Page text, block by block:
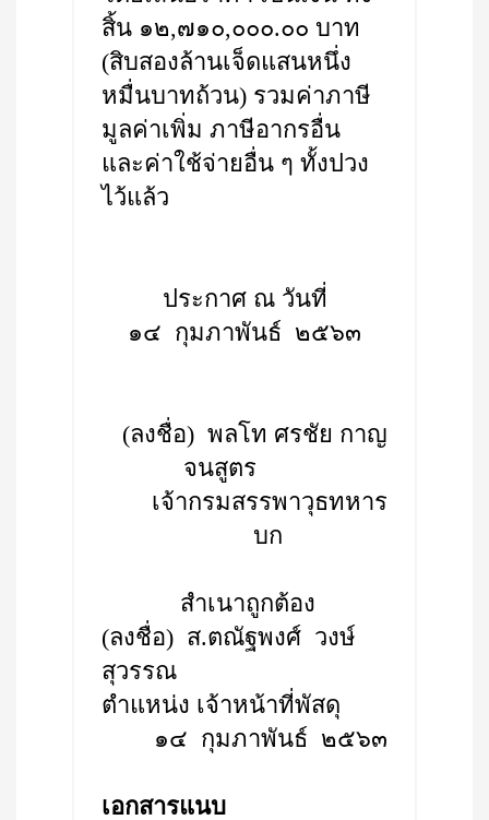
สิ้น ๑๒,๗๑๐,๐๐๐.๐๐ บาท
(สิบสองล้านเจ็ดแสนหนึ่ง
หมื่นบาทถ้วน) รวมค่าภาษี
มูลค่าเพิ่ม ภาษีอากรอื่น
และค่าใช้จ่ายอื่น ๆ ทั้งปวง
ไว้แล้ว
ประกาศ ณ วันที่
๑๔ กุมภาพันธ์ ๒๕๖๓
(ลงชื่อ) พลโท ศรชัย กาญ
จนสูตร
เจ้ากรมสรรพาวุธทหาร
บก
สำเนาถูกต้อง
(ลงชื่อ) ส.ตณัฐพงศ์ วงษ์
สุวรรณ
ตำแหน่ง เจ้าหน้าที่พัสดุ
๑๔ กุมภาพันธ์ ๒๕๖๓
เอกสารแนบ